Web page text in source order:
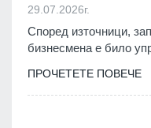
29.07.2026г.
Според източници,
бизнесмена е било
ПРОЧЕТЕТЕ ПОВЕЧЕ